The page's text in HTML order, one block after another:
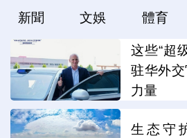
新聞 文娛 體育
这些“超
驻华外
力量
生态守